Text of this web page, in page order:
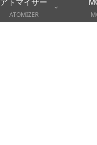
アトマイザー
ATOMIZER